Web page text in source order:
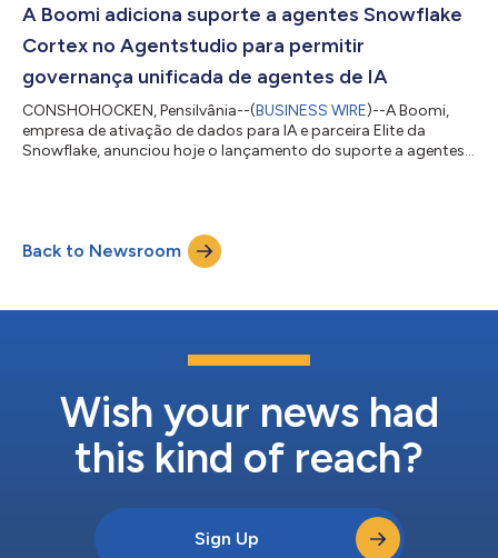
publicar e gerenciar agentes alimentados por IA sem usar
códigos. A Boomi vê esse reconhecimento como um...
A Boomi adiciona suporte a agentes Snowflake
Cortex no Agentstudio para permitir
governança unificada de agentes de IA
CONSHOHOCKEN, Pensilvânia--(BUSINESS WIRE)--A Boomi,
empresa de ativação de dados para IA e parceira Elite da
Snowflake, anunciou hoje o lançamento do suporte a agentes
que fazem parte de sua força de trabalho de agentes. "Os
clientes estão escalando agentes de IA para produção e os
parceiros estão lançando novas soluções no mer...
Back to Newsroom
Wish your news had
this kind of reach?
Sign Up